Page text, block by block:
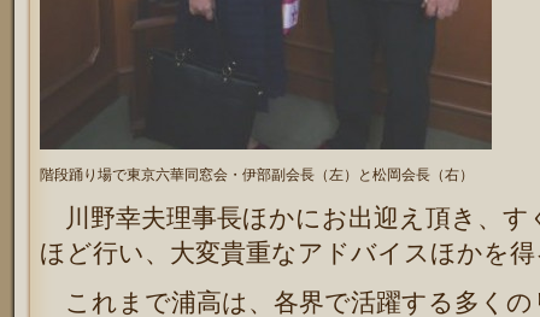
階段踊り場で東京六華同窓会・伊部副会長（左）と松岡会長（右）
川野幸夫理事長ほかにお出迎え頂き、す
ほど行い、大変貴重なアドバイスほかを
これまで浦高は、各界で活躍する多く